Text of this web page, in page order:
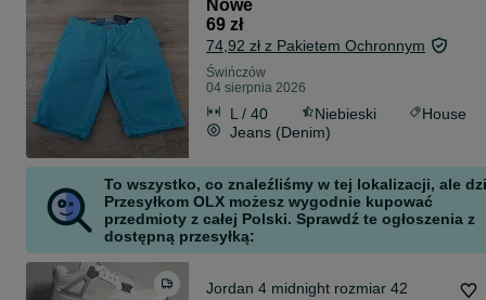
Nowe
69 zł
74,92 zł z Pakietem Ochronnym
Świńczów
04 sierpnia 2026
L / 40 Niebieski
House
Jeans (Denim)
To wszystko, co znaleźliśmy w tej lokalizacji, ale
Przesyłkom OLX możesz wygodnie kupować
przedmioty z całej Polski. Sprawdź te ogłoszenia z
dostępną przesyłką:
Jordan 4 midnight rozmiar 42